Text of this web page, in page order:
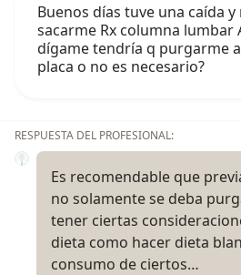
Buenos días tuve una caída
sacarme Rx columna lumbar
dígame tendría q purgarme
placa o no es necesario?
RESPUESTA DEL PROFESIONAL:
Es recomendable que
no solamente se deba
tener ciertas
dieta como hacer dieta
consumo de ciertos…